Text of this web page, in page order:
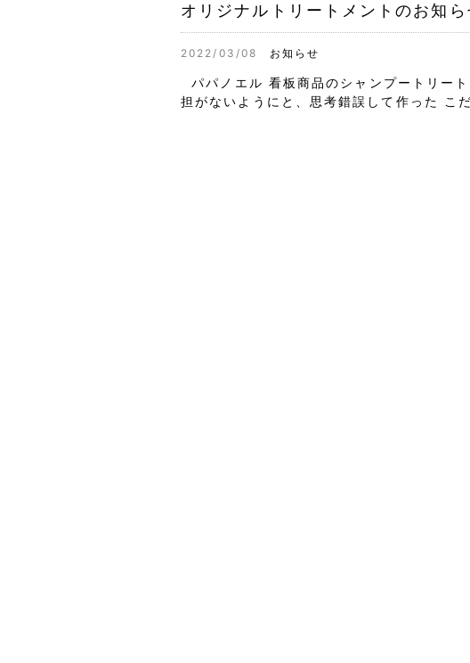
オリジナルトリートメントのお知ら
2022/03/08 お知らせ
パパノエル 看板商品のシャンプートリー
担がないようにと、思考錯誤して作った